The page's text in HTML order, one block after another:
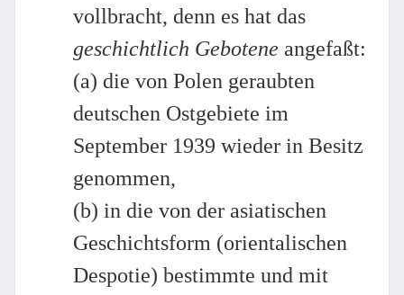
vollbracht, denn es hat das
geschichtlich Gebotene angefaßt:
(a) die von Polen geraubten
deutschen Ostgebiete im
September 1939 wieder in Besitz
genommen,
(b) in die von der asiatischen
Geschichtsform (orientalischen
Despotie) bestimmte und mit